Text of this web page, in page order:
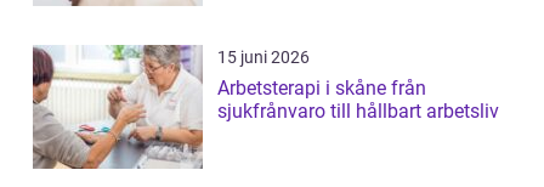
15 juni 2026
Arbetsterapi i skåne från
sjukfrånvaro till hållbart arbetsliv